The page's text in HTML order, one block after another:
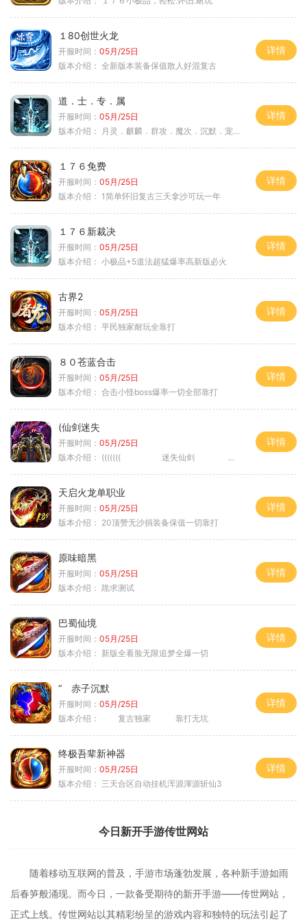
１80创世火龙
开服时间： 05月/25日
版本介绍： 全新版本装备保值散人好混复古
详情
道．士．专．属
开服时间： 05月/25日
版本介绍：
月灵．麒麟．群攻．魔次．沉默．宠物．暗黑
详情
１７６免费
开服时间： 05月/25日
版本介绍： 1简单怀旧复古三天拿沙可玩一年
详情
１７６新裁决
开服时间： 05月/25日
版本介绍： 小极品+5道法超猛爆率高新版必火
详情
古界2
开服时间： 05月/25日
版本介绍： 平民独家耐玩全靠打
详情
８０苍蓝合击
开服时间： 05月/25日
版本介绍： 合击小怪boss爆率一切全部靠打
详情
(仙剑迷失
开服时间： 05月/25日
版本介绍： ((((((( 迷失仙剑 )))))
详情
天启火龙单职业
开服时间： 05月/25日
版本介绍： 20顶赞无沙捐装备保值一切靠打
详情
原味暗黑
开服时间： 05月/25日
版本介绍： 跪求测试
详情
巴蜀仙境
开服时间： 05月/25日
版本介绍： 新版全看脸无限追梦全爆一切
详情
“ 赤子沉默
开服时间： 05月/25日
版本介绍：
复古独家 靠打无坑
详情
终极吾辈新神器
开服时间： 05月/25日
版本介绍： 三天合区自动挂机浑源渾源斩仙3
详情
今日新开手游传世网站
随着移动互联网的普及，手游市场蓬勃发展，各种新手游如雨
后春笋般涌现。而今日，一款备受期待的新开手游——传世网站，
正式上线。传世网站以其精彩纷呈的游戏内容和独特的玩法引起了